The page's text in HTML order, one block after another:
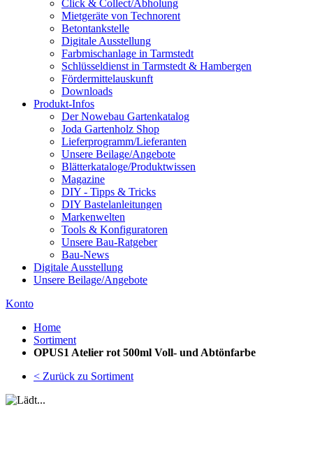
Click & Collect/Abholung
Mietgeräte von Technorent
Betontankstelle
Digitale Ausstellung
Farbmischanlage in Tarmstedt
Schlüsseldienst in Tarmstedt & Hambergen
Fördermittelauskunft
Downloads
Produkt-Infos
Der Nowebau Gartenkatalog
Joda Gartenholz Shop
Lieferprogramm/Lieferanten
Unsere Beilage/Angebote
Blätterkataloge/Produktwissen
Magazine
DIY - Tipps & Tricks
DIY Bastelanleitungen
Markenwelten
Tools & Konfiguratoren
Unsere Bau-Ratgeber
Bau-News
Digitale Ausstellung
Unsere Beilage/Angebote
Konto
Home
Sortiment
OPUS1 Atelier rot 500ml Voll- und Abtönfarbe
< Zurück zu Sortiment